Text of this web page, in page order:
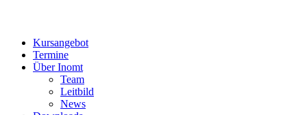
Kursangebot
Termine
Über Inomt
Team
Leitbild
News